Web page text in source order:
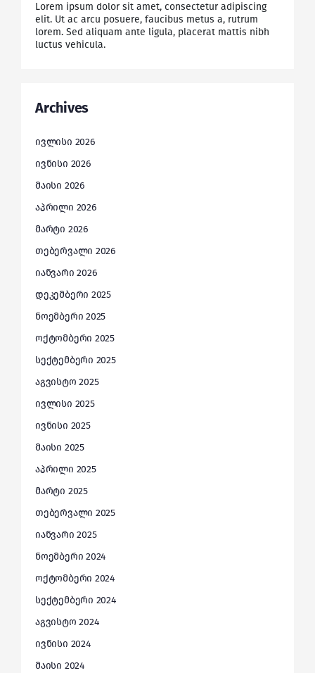
Lorem ipsum dolor sit amet, consectetur adipiscing
elit. Ut ac arcu posuere, faucibus metus a, rutrum
lorem. Sed aliquam ante ligula, placerat mattis nibh
luctus vehicula.
Archives
ივლისი 2026
ივნისი 2026
მაისი 2026
აპრილი 2026
მარტი 2026
თებერვალი 2026
იანვარი 2026
დეკემბერი 2025
ნოემბერი 2025
ოქტომბერი 2025
სექტემბერი 2025
აგვისტო 2025
ივლისი 2025
ივნისი 2025
მაისი 2025
აპრილი 2025
მარტი 2025
თებერვალი 2025
იანვარი 2025
ნოემბერი 2024
ოქტომბერი 2024
სექტემბერი 2024
აგვისტო 2024
ივნისი 2024
მაისი 2024